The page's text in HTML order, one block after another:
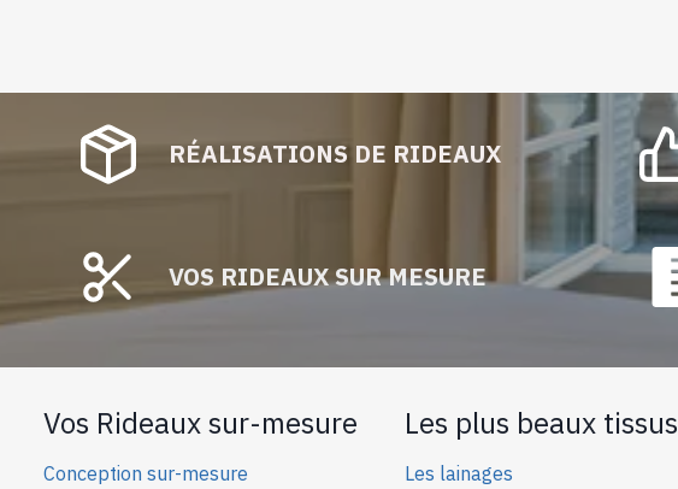
RÉALISATIONS DE RIDEAUX
VOS RIDEAUX SUR MESURE
Vos Rideaux sur-mesure
Conception sur-mesure
Les plus beaux tissus
Les lainages